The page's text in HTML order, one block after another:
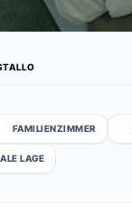
FAMILIENZIMMER
LAGE